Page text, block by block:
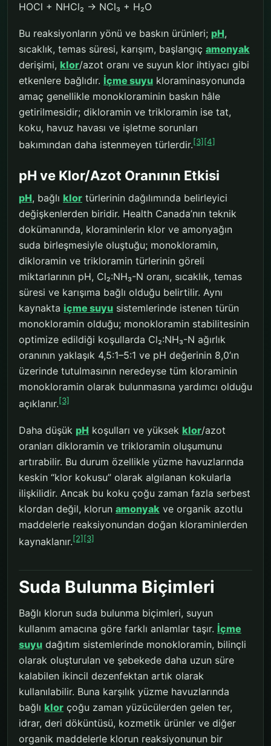
HOCl + NHCl₂ → NCl₃ + H₂O
Bu reaksiyonların yönü ve baskın ürünleri; pH,
sıcaklık, temas süresi, karışım, başlangıç amonyak
derişimi, klor/azot oranı ve suyun klor ihtiyacı gibi
etkenlere bağlıdır. İçme suyu kloraminasyonunda
amaç genellikle monokloraminin baskın hâle
getirilmesidir; dikloramin ve trikloramin ise tat,
koku, havuz havası ve işletme sorunları
bakımından daha istenmeyen türlerdir.[3] [4]
pH ve Klor/Azot Oranının Etkisi
pH, bağlı klor türlerinin dağılımında belirleyici
değişkenlerden biridir. Health Canada’nın teknik
dokümanında, kloraminlerin klor ve amonyağın
suda birleşmesiyle oluştuğu; monokloramin,
dikloramin ve trikloramin türlerinin göreli
miktarlarının pH, Cl₂:NH₃-N oranı, sıcaklık, temas
süresi ve karışıma bağlı olduğu belirtilir. Aynı
kaynakta içme suyu sistemlerinde istenen türün
monokloramin olduğu; monokloramin stabilitesinin
optimize edildiği koşullarda Cl₂:NH₃-N ağırlık
oranının yaklaşık 4,5:1–5:1 ve pH değerinin 8,0’ın
üzerinde tutulmasının neredeyse tüm kloraminin
monokloramin olarak bulunmasına yardımcı olduğu
açıklanır.[3]
Daha düşük pH koşulları ve yüksek klor/azot
oranları dikloramin ve trikloramin oluşumunu
artırabilir. Bu durum özellikle yüzme havuzlarında
keskin “klor kokusu” olarak algılanan kokularla
ilişkilidir. Ancak bu koku çoğu zaman fazla serbest
klordan değil, klorun amonyak ve organik azotlu
maddelerle reaksiyonundan doğan kloraminlerden
kaynaklanır.[2] [3]
Suda Bulunma Biçimleri
Bağlı klorun suda bulunma biçimleri, suyun
kullanım amacına göre farklı anlamlar taşır. İçme
suyu dağıtım sistemlerinde monokloramin, bilinçli
olarak oluşturulan ve şebekede daha uzun süre
kalabilen ikincil dezenfektan artık olarak
kullanılabilir. Buna karşılık yüzme havuzlarında
bağlı klor çoğu zaman yüzücülerden gelen ter,
idrar, deri döküntüsü, kozmetik ürünler ve diğer
organik maddelerle klorun reaksiyonunun bir